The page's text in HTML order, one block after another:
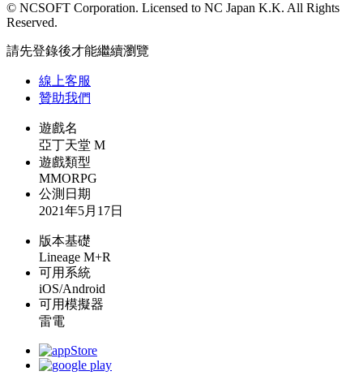
© NCSOFT Corporation. Licensed to NC Japan K.K. All Rights
Reserved.
請先登錄後才能繼續瀏覽
線上客服
贊助我們
遊戲名
亞丁天堂 M
遊戲類型
MMORPG
公測日期
2021年5月17日
版本基礎
Lineage M+R
可用系統
iOS/Android
可用模擬器
雷電